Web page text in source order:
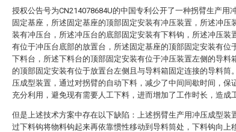
授权公告号为CN214078684U的中国专利公开了一种拐臂生产用
固定基座，所述固定基座的顶部固定安装有冲压装置，所述冲压
装有冲压台，所述冲压台的底部固定安装有下料钩，所述冲压装
有位于冲压台底部的放置台，所述固定基座的顶部固定安装有位
下料台，所述下料台的顶部固定安装有位于冲压装置左侧的导料
的顶部固定安装有位于放置台左侧且与导料箱固定连接的导料筒
压成型装置，通过对拐臂的自动下料，减少了中间间歇时间，保
充分利用，避免现有需要人工下料，进而增加了工作时长，造成
但是上述技术方案中存在以下缺陷：上述拐臂生产用冲压成型装
过下料钩将物料钩起来再依靠惯性移动到导料筒处，下料钩向上